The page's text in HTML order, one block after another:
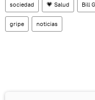
sociedad 💗 Salud Bill
gripe noticias